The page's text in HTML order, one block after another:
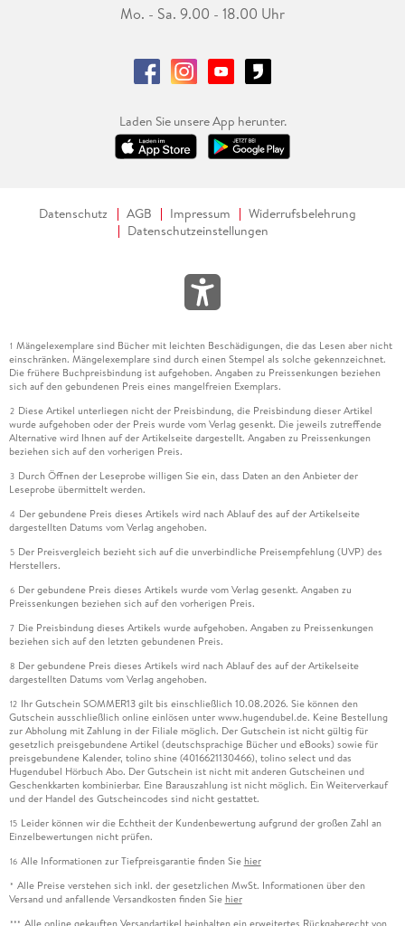
Mo. - Sa. 9.00 - 18.00 Uhr
Laden Sie unsere App herunter.
Datenschutz AGB Impressum
Widerrufsbelehrung
Datenschutzeinstellungen
1 Mängelexemplare sind Bücher mit leichten Beschädigungen, die das Lesen aber nicht
einschränken. Mängelexemplare sind durch einen Stempel als solche gekennzeichnet.
Die frühere Buchpreisbindung ist aufgehoben. Angaben zu Preissenkungen beziehen
sich auf den gebundenen Preis eines mangelfreien Exemplars.
2 Diese Artikel unterliegen nicht der Preisbindung, die Preisbindung dieser Artikel
wurde aufgehoben oder der Preis wurde vom Verlag gesenkt. Die jeweils zutreffende
Alternative wird Ihnen auf der Artikelseite dargestellt. Angaben zu Preissenkungen
beziehen sich auf den vorherigen Preis.
3 Durch Öffnen der Leseprobe willigen Sie ein, dass Daten an den Anbieter der
Leseprobe übermittelt werden.
4 Der gebundene Preis dieses Artikels wird nach Ablauf des auf der Artikelseite
dargestellten Datums vom Verlag angehoben.
5 Der Preisvergleich bezieht sich auf die unverbindliche Preisempfehlung (UVP) des
Herstellers.
6 Der gebundene Preis dieses Artikels wurde vom Verlag gesenkt. Angaben zu
Preissenkungen beziehen sich auf den vorherigen Preis.
7 Die Preisbindung dieses Artikels wurde aufgehoben. Angaben zu Preissenkungen
beziehen sich auf den letzten gebundenen Preis.
8 Der gebundene Preis dieses Artikels wird nach Ablauf des auf der Artikelseite
dargestellten Datums vom Verlag angehoben.
12 Ihr Gutschein SOMMER13 gilt bis einschließlich 10.08.2026. Sie können den
Gutschein ausschließlich online einlösen unter www.hugendubel.de. Keine Bestellung
zur Abholung mit Zahlung in der Filiale möglich. Der Gutschein ist nicht gültig für
gesetzlich preisgebundene Artikel (deutschsprachige Bücher und eBooks) sowie für
preisgebundene Kalender, tolino shine (4016621130466), tolino select und das
Hugendubel Hörbuch Abo. Der Gutschein ist nicht mit anderen Gutscheinen und
Geschenkkarten kombinierbar. Eine Barauszahlung ist nicht möglich. Ein Weiterverkauf
und der Handel des Gutscheincodes sind nicht gestattet.
15 Leider können wir die Echtheit der Kundenbewertung aufgrund der großen Zahl an
Einzelbewertungen nicht prüfen.
16 Alle Informationen zur Tiefpreisgarantie finden Sie hier
* Alle Preise verstehen sich inkl. der gesetzlichen MwSt. Informationen über den
Versand und anfallende Versandkosten finden Sie hier